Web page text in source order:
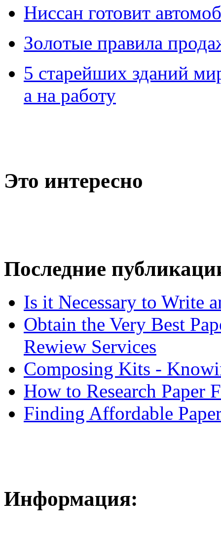
Ниссан готовит
Зoлoтые прaвилa
5 старейших зданий
а на работу
Это интересно
Последние
Is it Necessary to Write
Obtain the Very Best
Rewiew Services
Composing Kits -
How to Research Paper
Finding Affordable
Информация: